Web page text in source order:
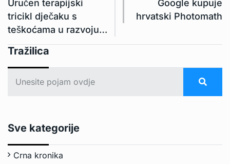
Uručen terapijski
tricikl dječaku s
teškoćama u razvoju…
Google kupuje
hrvatski Photomath
Tražilica
Sve kategorije
Crna kronika